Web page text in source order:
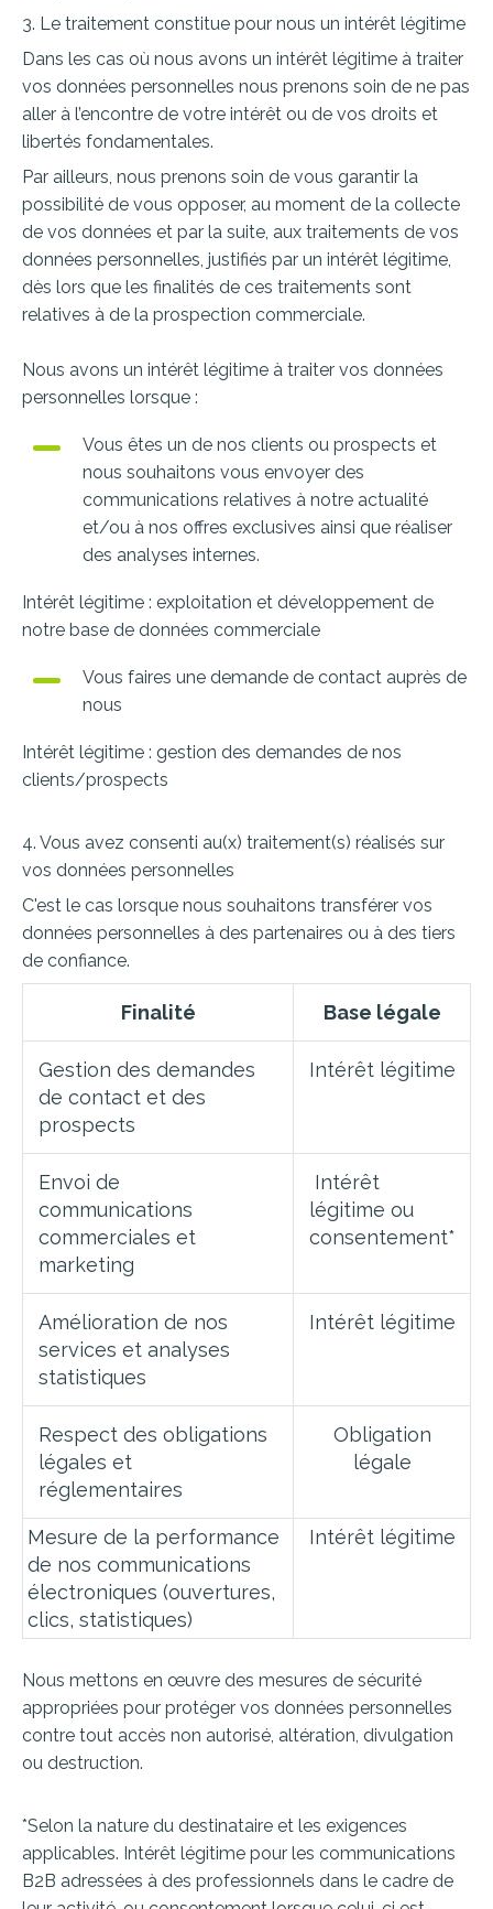
3. Le traitement constitue pour nous un intérêt légitime
Dans les cas où nous avons un intérêt légitime à traiter
vos données personnelles nous prenons soin de ne pas
aller à l’encontre de votre intérêt ou de vos droits et
libertés fondamentales.
Par ailleurs, nous prenons soin de vous garantir la
possibilité de vous opposer, au moment de la collecte
de vos données et par la suite, aux traitements de vos
données personnelles, justifiés par un intérêt légitime,
dès lors que les finalités de ces traitements sont
relatives à de la prospection commerciale.
Nous avons un intérêt légitime à traiter vos données
personnelles lorsque :
Vous êtes un de nos clients ou prospects et
nous souhaitons vous envoyer des
communications relatives à notre actualité
et/ou à nos offres exclusives ainsi que réaliser
des analyses internes.
Intérêt légitime : exploitation et développement de
notre base de données commerciale
Vous faires une demande de contact auprès de
nous
Intérêt légitime : gestion des demandes de nos
clients/prospects
4. Vous avez consenti au(x) traitement(s) réalisés sur
vos données personnelles
C'est le cas lorsque nous souhaitons transférer vos
données personnelles à des partenaires ou à des tiers
de confiance.
Finalité Base légale
Gestion des demandes
de contact et des
prospects
Intérêt légitime
Envoi de
communications
commerciales et
marketing
Intérêt
légitime ou
consentement*
Amélioration de nos
services et analyses
statistiques
Intérêt légitime
Respect des obligations
légales et
réglementaires
Obligation
légale
Mesure de la performance
de nos communications
électroniques (ouvertures,
clics, statistiques)
Intérêt légitime
Nous mettons en œuvre des mesures de sécurité
appropriées pour protéger vos données personnelles
contre tout accès non autorisé, altération, divulgation
ou destruction.
*Selon la nature du destinataire et les exigences
applicables. Intérêt légitime pour les communications
B2B adressées à des professionnels dans le cadre de